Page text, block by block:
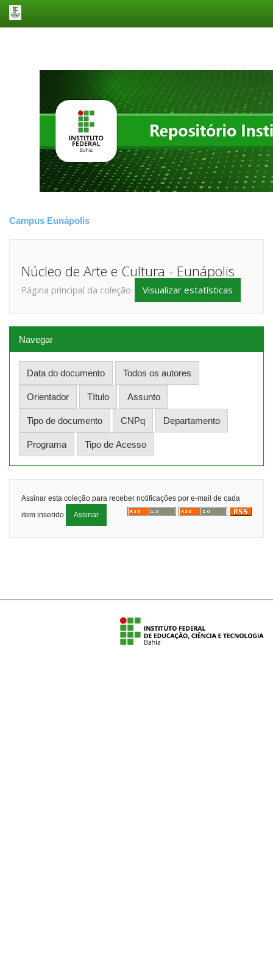
Campus Eunápolis
Núcleo de Arte e Cultura - Eunápolis
Página principal da coleção Visualizar estatísticas
Navegar
Assinar esta coleção para receber notificações por e-mail de cada
item inserido